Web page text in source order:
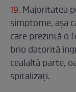
19. Majoritatea
simptome, așa
care prezintă o
brio datorită
cealaltă parte,
spitalizați.